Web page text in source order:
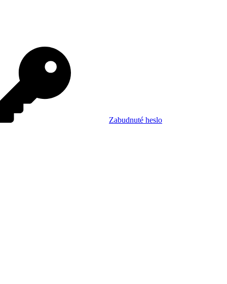
Zabudnuté heslo